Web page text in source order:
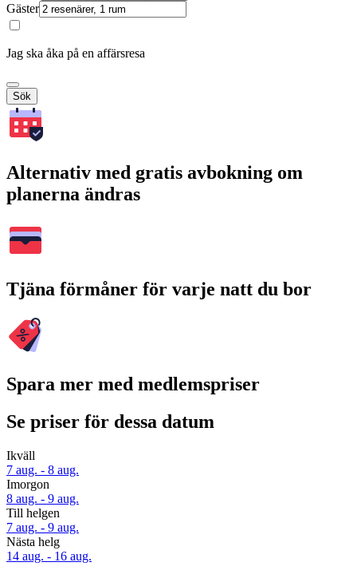
Gäster
Jag ska åka på en affärsresa
Sök
Alternativ med gratis avbokning om
planerna ändras
Tjäna förmåner för varje natt du bor
Spara mer med medlemspriser
Se priser för dessa datum
Ikväll
7 aug. - 8 aug.
Imorgon
8 aug. - 9 aug.
Till helgen
7 aug. - 9 aug.
Nästa helg
14 aug. - 16 aug.